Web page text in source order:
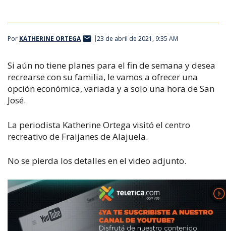
Por KATHERINE ORTEGA 23 de abril de 2021, 9:35 AM
Si aún no tiene planes para el fin de semana y desea
recrearse con su familia, le vamos a ofrecer una
opción económica, variada y a solo una hora de San
José.
La periodista Katherine Ortega visitó el centro
recreativo de Fraijanes de Alajuela.
No se pierda los detalles en el video adjunto.